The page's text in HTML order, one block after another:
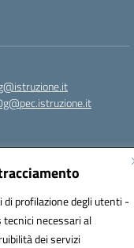
profilazione degli utenti -
necessari al
dei servizi
S.r.l.
Italia